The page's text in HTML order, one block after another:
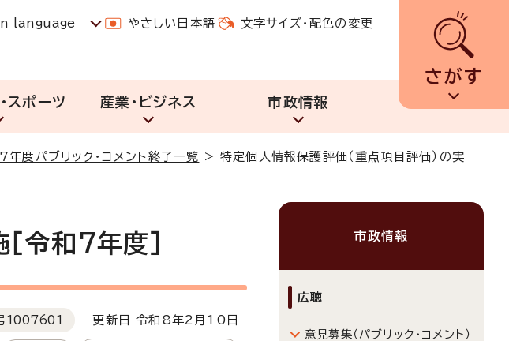
language やさしい日本語 文字サイズ・配色の変更
さがす
スポーツ 産業・ビジネス 市政情報
年度パブリック・コメント終了一覧 >特定個人情報保護評価（重点項目評価）の実
令和7年度］
1007601 更新日 令和8年2月10日
市政情報
広聴
意見募集（パブリック・コメント）